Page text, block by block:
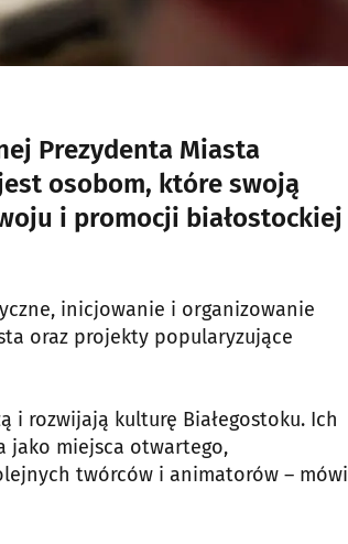
Prezydenta Miasta
osobom, które swoją
i promocji białostockiej
inicjowanie i organizowanie
oraz projekty popularyzujące
i rozwijają kulturę Białegostoku. Ich
jako miejsca otwartego,
twórców i animatorów – mówi